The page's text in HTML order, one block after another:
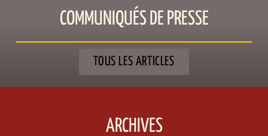
COMMUNIQUÉS DE PRESSE​
TOUS LES ARTICLES
ARCHIVES